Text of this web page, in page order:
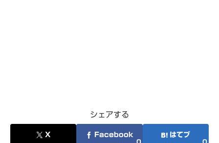
シェアする
X Facebook
0
はてブ
0